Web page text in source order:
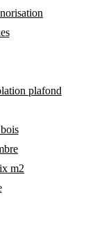
plafond
m2